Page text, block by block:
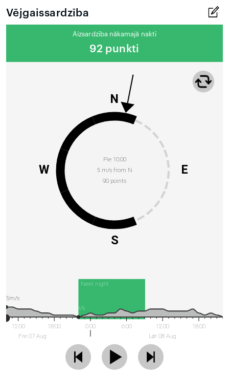
Vējgaissardzība
Aizsardzība nākamajā naktī
92 punkti
Pie 10:00
5 m/s from N
90 points
N
E
S
W
Next night
12:00
Fre 07 Aug
18:00 0:00 6:00
12:00
Lør 08 Aug
18:00
5m/s
0m/s